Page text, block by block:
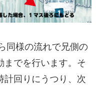
同様の流れで兄側の
までを行います。そ
計回りにうつり、次